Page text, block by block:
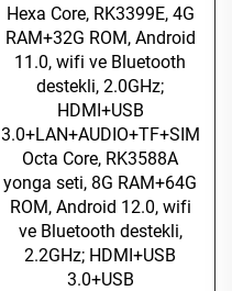
Hexa Core, RK3399E, 4G
RAM+32G ROM, Android
11.0, wifi ve Bluetooth
destekli, 2.0GHz;
HDMI+USB
3.0+LAN+AUDIO+TF+SIM
Octa Core, RK3588A
yonga seti, 8G RAM+64G
ROM, Android 12.0, wifi
ve Bluetooth destekli,
2.2GHz; HDMI+USB
3.0+USB